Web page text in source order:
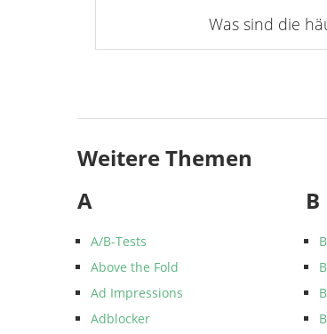
Was sind die
Weitere Themen
A
A/B-Tests
Above the Fold
Ad Impressions
Adblocker
B